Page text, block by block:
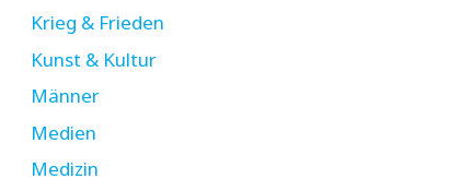
Krieg & Frieden
Kunst & Kultur
Männer
Medien
Medizin